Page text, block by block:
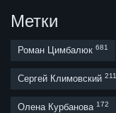
Метки
Роман Цимбалюк 681
Сергей Климовский 211
Олена Курбанова 172